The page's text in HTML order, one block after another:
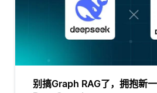
别搞Graph RAG了，拥抱新